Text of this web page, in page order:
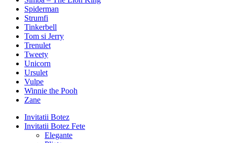
Spiderman
Strumfi
Tinkerbell
Tom si Jerry
Trenulet
Tweety
Unicorn
Ursulet
Vulpe
Winnie the Pooh
Zane
Invitatii Botez
Invitatii Botez Fete
Elegante